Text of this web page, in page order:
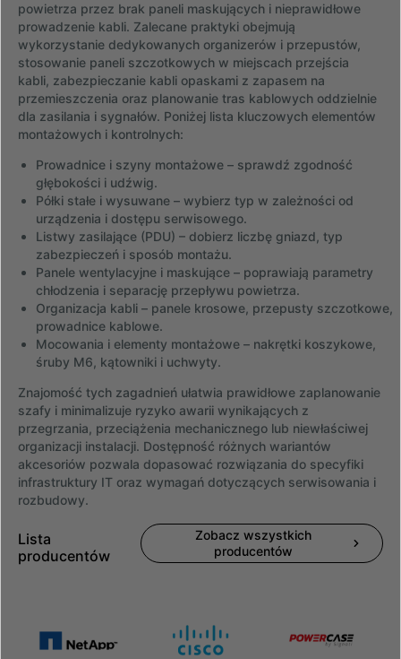
powietrza przez brak paneli maskujących i nieprawidłowe
prowadzenie kabli. Zalecane praktyki obejmują
wykorzystanie dedykowanych organizerów i przepustów,
stosowanie paneli szczotkowych w miejscach przejścia
kabli, zabezpieczanie kabli opaskami z zapasem na
przemieszczenia oraz planowanie tras kablowych oddzielnie
dla zasilania i sygnałów. Poniżej lista kluczowych elementów
montażowych i kontrolnych:
Prowadnice i szyny montażowe – sprawdź zgodność
głębokości i udźwig.
Półki stałe i wysuwane – wybierz typ w zależności od
urządzenia i dostępu serwisowego.
Listwy zasilające (PDU) – dobierz liczbę gniazd, typ
zabezpieczeń i sposób montażu.
Panele wentylacyjne i maskujące – poprawiają parametry
chłodzenia i separację przepływu powietrza.
Organizacja kabli – panele krosowe, przepusty szczotkowe,
prowadnice kablowe.
Mocowania i elementy montażowe – nakrętki koszykowe,
śruby M6, kątowniki i uchwyty.
Znajomość tych zagadnień ułatwia prawidłowe zaplanowanie
szafy i minimalizuje ryzyko awarii wynikających z
przegrzania, przeciążenia mechanicznego lub niewłaściwej
organizacji instalacji. Dostępność różnych wariantów
akcesoriów pozwala dopasować rozwiązania do specyfiki
infrastruktury IT oraz wymagań dotyczących serwisowania i
rozbudowy.
Lista
producentów
Zobacz wszystkich
producentów